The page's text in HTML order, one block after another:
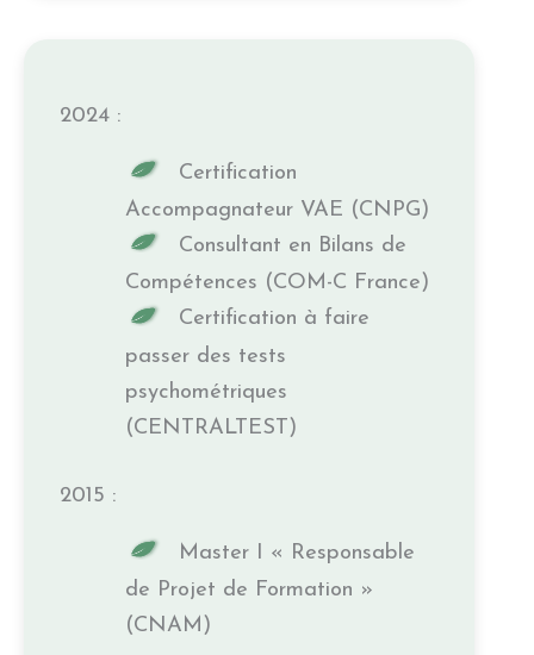
2024 :
Certification
Accompagnateur VAE (CNPG)
Consultant en Bilans de
Compétences (COM-C France)
Certification à faire
passer des tests
psychométriques
(CENTRALTEST)
2015 :
Master I « Responsable
de Projet de Formation »
(CNAM)